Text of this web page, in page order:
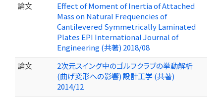
論文
Effect of Moment of Inertia of Attached
Mass on Natural Frequencies of
Cantilevered Symmetrically Laminated
Plates EPI International Journal of
Engineering (共著) 2018/08
論文
2次元スイング中のゴルフクラブの挙動解析
(曲げ変形への影響) 設計工学 (共著)
2014/12